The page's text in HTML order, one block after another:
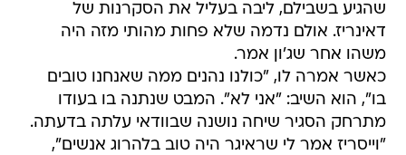
שהגיע בשבילם, ליבה בעליל את הסקרנות של
דאינריז. אולם נדמה שלא פחות מהותי מזה היה
משהו אחר שג'ון אמר.
כאשר אמרה לו, "כולנו נהנים ממה שאנחנו טובים
בו", הוא השיב: "אני לא". המבט שנתנה בו בעודו
מתרחק הסגיר שיחה נושנה שבוודאי עלתה בדעתה.
"וייסריז אמר לי שראיגר היה טוב בלהרוג אנשים",